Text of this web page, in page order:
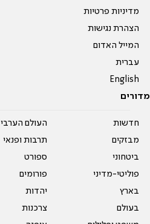
מדיניות פרטיות
הצהרת נגישות
המייל האדום
עברית
English
מדורים
חדשות
מבזקים
ביטחוני
פוליטי-מדיני
בארץ
בעולם
העולם הערבי
תרבות ופנאי
ספורט
פורומים
יהדות
צרכנות